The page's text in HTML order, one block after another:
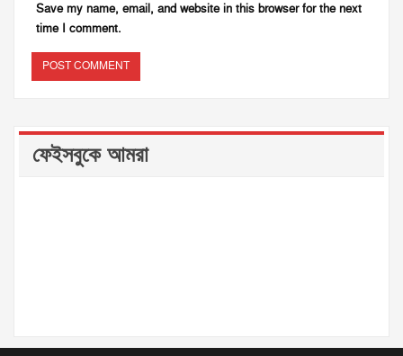
Save my name, email, and website in this browser for the next
time I comment.
ফেইসবুকে আমরা